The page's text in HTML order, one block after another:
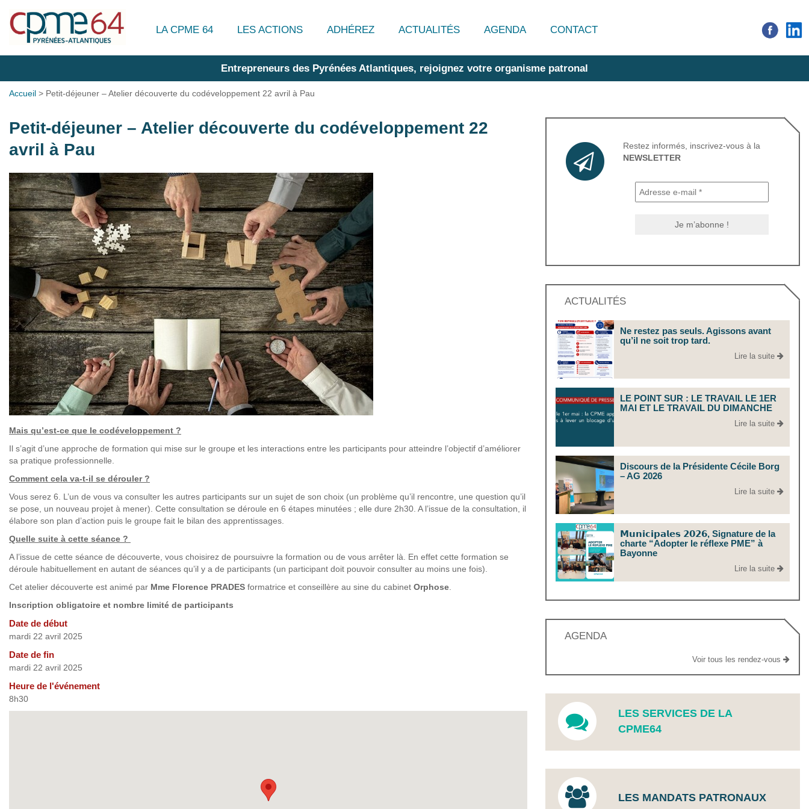
LA CPME 64 LES ACTIONS ADHÉREZ ACTUALITÉS AGENDA CONTACT
Entrepreneurs des Pyrénées Atlantiques, rejoignez votre organisme patronal
Accueil > Petit-déjeuner – Atelier découverte du codéveloppement 22 avril à Pau
Petit-déjeuner – Atelier découverte du codéveloppement 22
avril à Pau
Mais qu’est-ce que le codéveloppement ?
Il s’agit d’une approche de formation qui mise sur le groupe et les interactions entre les participants pour atteindre l’objectif d’améliorer
sa pratique professionnelle.
Comment cela va-t-il se dérouler ?
Vous serez 6. L’un de vous va consulter les autres participants sur un sujet de son choix (un problème qu’il rencontre, une question qu’il
se pose, un nouveau projet à mener). Cette consultation se déroule en 6 étapes minutées ; elle dure 2h30. A l’issue de la consultation, il
élabore son plan d’action puis le groupe fait le bilan des apprentissages.
Quelle suite à cette séance ?
A l’issue de cette séance de découverte, vous choisirez de poursuivre la formation ou de vous arrêter là. En effet cette formation se
déroule habituellement en autant de séances qu’il y a de participants (un participant doit pouvoir consulter au moins une fois).
Cet atelier découverte est animé par Mme Florence PRADES formatrice et conseillère au sine du cabinet Orphose
Inscription obligatoire et nombre limité de participants
Date de début
mardi 22 avril 2025
Date de fin
mardi 22 avril 2025
Heure de l'événement
8h30
Restez informés, inscrivez-vous à la
NEWSLETTER
ACTUALITÉS
Ne restez pas seuls. Agissons avant
qu’il ne soit trop tard.
Lire la suite
LE POINT SUR : LE TRAVAIL LE 1ER
MAI ET LE TRAVAIL DU DIMANCHE
Lire la suite
Discours de la Présidente Cécile Borg
– AG 2026
Lire la suite
𝗠𝘂𝗻𝗶𝗰𝗶𝗽𝗮𝗹𝗲𝘀 𝟮𝟬𝟮𝟲, Signature de la
charte “Adopter le réflexe PME” à
Bayonne
Lire la suite
AGENDA
Voir tous les rendez-vous
LES SERVICES DE LA
CPME64
LES MANDATS PATRONAUX